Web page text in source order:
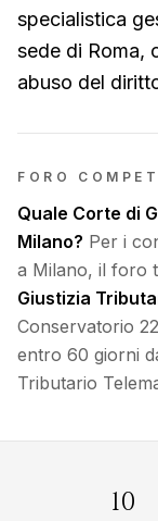
specialistica
sede di Roma,
abuso del
FORO
Quale Corte di
Milano? Per i
a Milano, il foro
Giustizia
Conservatorio 22
entro 60 giorni
Tributario
10